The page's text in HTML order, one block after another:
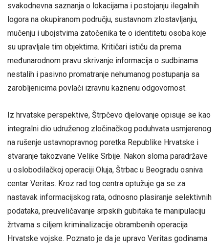
svakodnevna saznanja o lokacijama i postojanju ilegalnih
logora na okupiranom području, sustavnom zlostavljanju,
mučenju i ubojstvima zatočenika te o identitetu osoba koje
su upravljale tim objektima. Kritičari ističu da prema
međunarodnom pravu skrivanje informacija o sudbinama
nestalih i pasivno promatranje nehumanog postupanja sa
zarobljenicima povlači izravnu kaznenu odgovornost.
Iz hrvatske perspektive, Štrpčevo djelovanje opisuje se kao
integralni dio udruženog zločinačkog poduhvata usmjerenog
na rušenje ustavnopravnog poretka Republike Hrvatske i
stvaranje takozvane Velike Srbije. Nakon sloma paradržave
u oslobodilačkoj operaciji Oluja, Štrbac u Beogradu osniva
centar Veritas. Kroz rad tog centra optužuje ga se za
nastavak informacijskog rata, odnosno plasiranje selektivnih
podataka, preuveličavanje srpskih gubitaka te manipulaciju
žrtvama s ciljem kriminalizacije obrambenih operacija
Hrvatske vojske. Poznato je da je upravo Veritas godinama